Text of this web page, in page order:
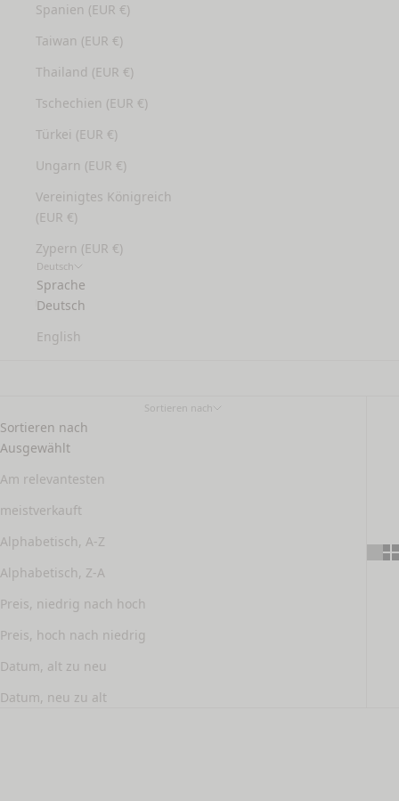
Spanien (EUR €)
Taiwan (EUR €)
Thailand (EUR €)
Tschechien (EUR €)
Türkei (EUR €)
Ungarn (EUR €)
Vereinigtes Königreich
(EUR €)
Zypern (EUR €)
Deutsch
Sprache
Deutsch
English
Sortieren nach
Sortieren nach
Ausgewählt
Am relevantesten
meistverkauft
Alphabetisch, A-Z
Alphabetisch, Z-A
Preis, niedrig nach hoch
Preis, hoch nach niedrig
Datum, alt zu neu
Datum, neu zu alt